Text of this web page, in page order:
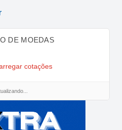
DE MOEDAS
cotações